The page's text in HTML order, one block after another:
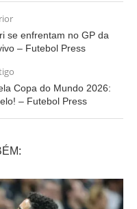
se enfrentam no GP da
– Futebol Press
Copa do Mundo 2026:
– Futebol Press